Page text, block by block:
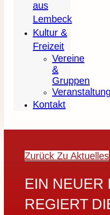
aus
Lembeck
Kultur &
Freizeit
Vereine
&
Gruppen
Kontakt
Zurück Zu Aktuelles
EIN NEUER
REGIERT